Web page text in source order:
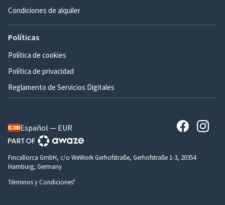
Condiciones de alquiler
Políticas
Política de cookies
Política de privacidad
Reglamento de Servicios Digitales
Español — EUR
Fincallorca GmbH, c/o WeWork Gerhofstraße, Gerhofstraße 1-3, 20354
Hamburg, Germany
Términos y Condiciones*